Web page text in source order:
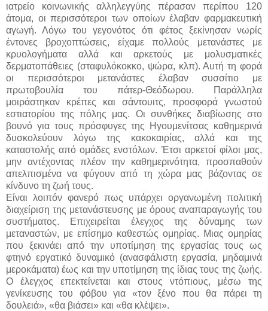
ιατρείο κοινωνικής αλληλεγγύης πέρασαν περίπου 120
άτομα, οι περισσότεροι των οποίων έλαβαν φαρμακευτική
αγωγή. Λόγω του γεγονότος ότι φέτος ξεκίνησαν νωρίς
έντονες βροχοπτώσεις, είχαμε πολλούς μετανάστες με
κρυολογήματα αλλά και αρκετούς με μολυσματικές
δερματοπάθειες (σταφυλόκοκκο, ψώρα, κλπ). Αυτή τη φορά
οι περισσότεροι μετανάστες έλαβαν συσσίτιο με
πρωτοβουλία του πάτερ-Θεόδωρου. Παράλληλα
μοιράστηκαν κρέπες και σάντουιτς, προσφορά γνωστού
εστιατορίου της πόλης μας. Οι συνθήκες διαβίωσης στο
βουνό για τους πρόσφυγες της Ηγουμενίτσας καθημερινά
δυσκολεύουν λόγω της κακοκαιρίας, αλλά και της
καταστολής από ομάδες ενστόλων. Έτσι αρκετοί φίλοι μας,
μην αντέχοντας πλέον την καθημερινότητα, προσπαθούν
απελπισμένα να φύγουν από τη χώρα μας βάζοντας σε
κίνδυνο τη ζωή τους.
Είναι λοιπόν φανερό πως υπάρχει οργανωμένη πολιτική
διαχείριση της μετανάστευσης με όρους αναπαραγωγής του
συστήματος. Επιχειρείται έλεγχος της δύναμης των
μεταναστών, με επίσημο καθεστώς ομηρίας. Μιας ομηρίας
που ξεκινάει από την υποτίμηση της εργασίας τους ως
φτηνό εργατικό δυναμικό (ανασφάλιστη εργασία, μηδαμινά
μεροκάματα) έως και την υποτίμηση της ίδιας τους της ζωής.
Ο έλεγχος επεκτείνεται και στους ντόπιους, μέσω της
γενίκευσης του φόβου για «τον ξένο που θα πάρει τη
δουλειά», «θα βιάσει» και «θα κλέψει».